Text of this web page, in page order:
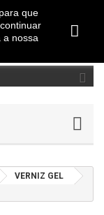
VERNIZ GEL
que
a nossa